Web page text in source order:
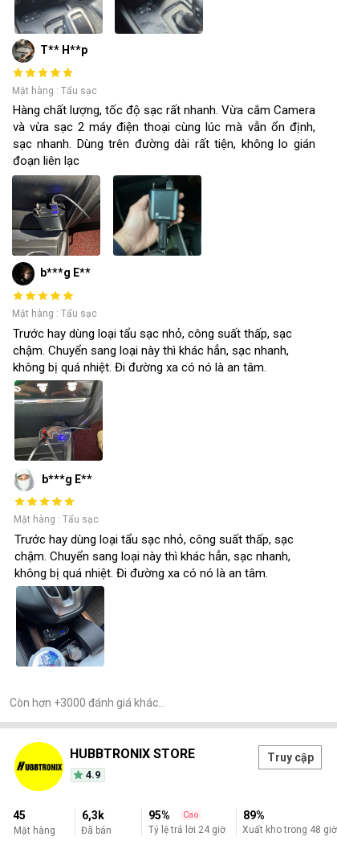
Còn hơn +3000 đánh giá khác…
T** H**p
Hàng chất lượng, tốc độ sạc rất nhanh. Vừa cắm Camera
và vừa sạc 2 máy điện thoại cùng lúc mà vẫn ổn định,
sạc nhanh. Dùng trên đường dài rất tiện, không lo gián
đoạn liên lạc
Mặt hàng : Tẩu sạc
b***g E**
Trước hay dùng loại tẩu sạc nhỏ, công suất thấp, sạc
chậm. Chuyển sang loại này thì khác hẳn, sạc nhanh,
không bị quá nhiệt. Đi đường xa có nó là an tâm.
Mặt hàng : Tẩu sạc
b***g E**
Trước hay dùng loại tẩu sạc nhỏ, công suất thấp, sạc
chậm. Chuyển sang loại này thì khác hẳn, sạc nhanh,
không bị quá nhiệt. Đi đường xa có nó là an tâm.
Mặt hàng : Tẩu sạc
HUBBTRONIX STORE
Mặt hàng
4.9
45 6,3k
Đã bán
95% Cao
Tỷ lệ trả lời 24 giờ
89%
Xuất kho trong 48 giờ
Truy cập